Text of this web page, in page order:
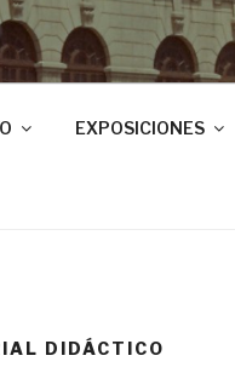
EXPOSICIONES
DIDÁCTICO